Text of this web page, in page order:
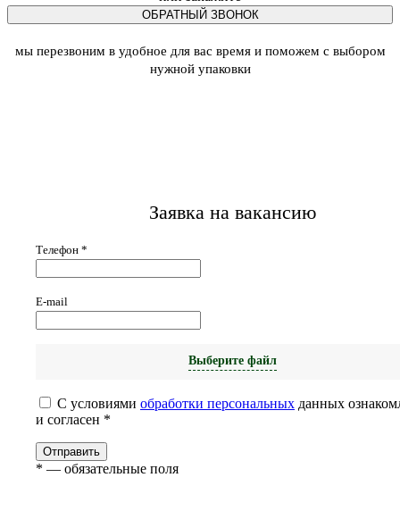
ОБРАТНЫЙ ЗВОНОК
мы перезвоним в удобное для вас время и поможем с выбором
нужной упаковки
Заявка на вакансию
Телефон *
E-mail
Выберите файл
С условиями обработки персональных данных
и согласен *
Отправить
* — обязательные поля